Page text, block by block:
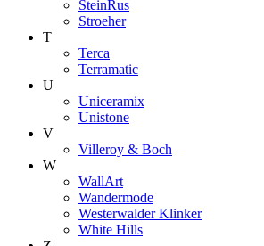
SteinRus
Stroeher
T
Terca
Terramatic
U
Uniceramix
Unistone
V
Villeroy & Boch
W
WallArt
Wandermode
Westerwalder Klinker
White Hills